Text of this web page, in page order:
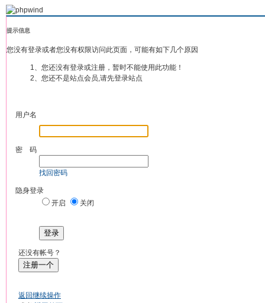
提示信息
您没有登录或者您没有权限访问此页面，可能有如下几个原因
1、您还没有登录或注册，暂时不能使用此功能！
2、您还不是站点会员,请先登录站点
用户名
密 码
找回密码
隐身登录
开启
关闭
登录
还没有帐号？
注册一个
返回继续操作